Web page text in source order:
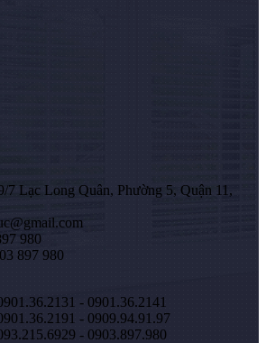
7 Lạc Long Quân, Phường 5, Quận 11,
980
897 980
- 0901.36.2141
- 0909.94.91.97
- 0903.897.980